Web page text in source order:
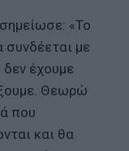
«Το
με
έχουμε
Θεωρώ
που
και θα